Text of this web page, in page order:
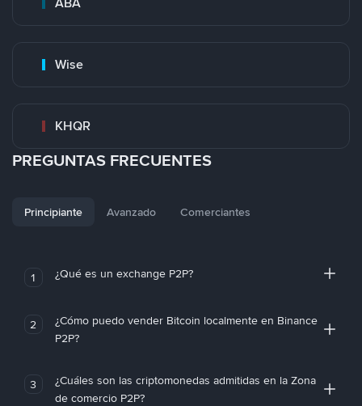
Wise
KHQR
PREGUNTAS FRECUENTES
Principiante Avanzado Comerciantes
1 ¿Qué es un exchange P2P?
2
¿Cómo puedo vender Bitcoin localmente en Binance
P2P?
3
¿Cuáles son las criptomonedas admitidas en la Zona
de comercio P2P?